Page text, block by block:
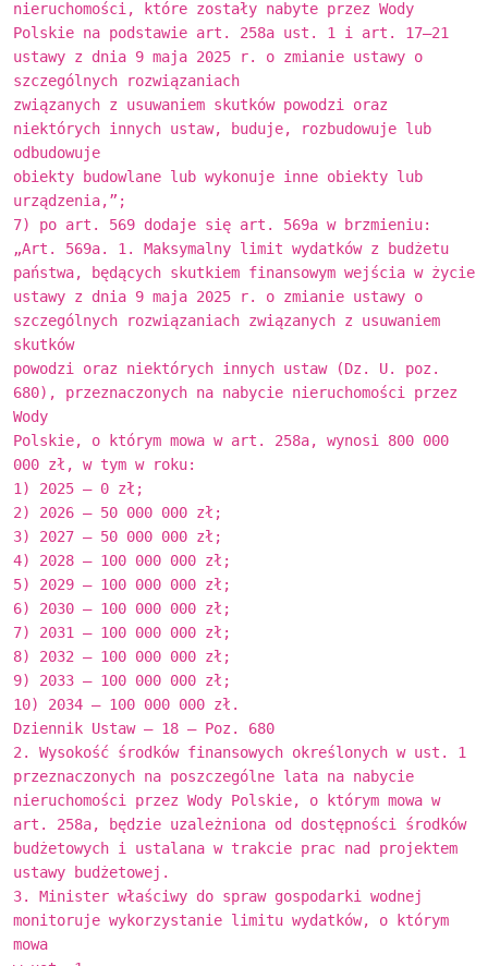
nieruchomości, które zostały nabyte przez Wody
Polskie na podstawie art. 258a ust. 1 i art. 17–21
ustawy z dnia 9 maja 2025 r. o zmianie ustawy o
szczególnych rozwiązaniach
związanych z usuwaniem skutków powodzi oraz
niektórych innych ustaw, buduje, rozbudowuje lub
odbudowuje
obiekty budowlane lub wykonuje inne obiekty lub
urządzenia,”;
7) po art. 569 dodaje się art. 569a w brzmieniu:
„Art. 569a. 1. Maksymalny limit wydatków z budżetu
państwa, będących skutkiem finansowym wejścia w życie
ustawy z dnia 9 maja 2025 r. o zmianie ustawy o
szczególnych rozwiązaniach związanych z usuwaniem
skutków
powodzi oraz niektórych innych ustaw (Dz. U. poz.
680), przeznaczonych na nabycie nieruchomości przez
Wody
Polskie, o którym mowa w art. 258a, wynosi 800 000
000 zł, w tym w roku:
1) 2025 – 0 zł;
2) 2026 – 50 000 000 zł;
3) 2027 – 50 000 000 zł;
4) 2028 – 100 000 000 zł;
5) 2029 – 100 000 000 zł;
6) 2030 – 100 000 000 zł;
7) 2031 – 100 000 000 zł;
8) 2032 – 100 000 000 zł;
9) 2033 – 100 000 000 zł;
10) 2034 – 100 000 000 zł.
Dziennik Ustaw – 18 – Poz. 680
2. Wysokość środków finansowych określonych w ust. 1
przeznaczonych na poszczególne lata na nabycie
nieruchomości przez Wody Polskie, o którym mowa w
art. 258a, będzie uzależniona od dostępności środków
budżetowych i ustalana w trakcie prac nad projektem
ustawy budżetowej.
3. Minister właściwy do spraw gospodarki wodnej
monitoruje wykorzystanie limitu wydatków, o którym
mowa